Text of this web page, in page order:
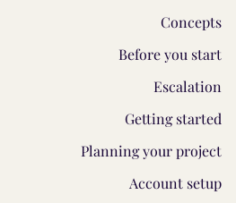
Concepts
Before you start
Escalation
Getting started
Planning your project
Account setup